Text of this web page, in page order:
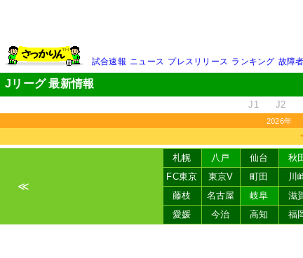
試合速報 ニュース プレスリリース ランキング 故障者
Jリーグ 最新情報
J1 J2
2026年
≪
札幌 八戸 仙台 秋
FC東京
東京V 町田 川
藤枝
名古屋 岐阜 滋
愛媛
今治 高知 福